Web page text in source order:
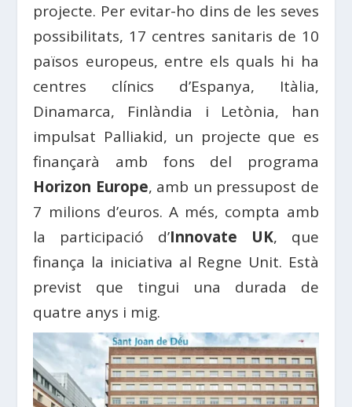
projecte. Per evitar-ho dins de les seves
possibilitats, 17 centres sanitaris de 10
països europeus, entre els quals hi ha
centres clínics d’Espanya, Itàlia,
Dinamarca, Finlàndia i Letònia, han
impulsat Palliakid, un projecte que es
finançarà amb fons del programa
Horizon Europe, amb un pressupost de
7 milions d’euros. A més, compta amb
la participació d’Innovate UK, que
finança la iniciativa al Regne Unit. Està
previst que tingui una durada de
quatre anys i mig.